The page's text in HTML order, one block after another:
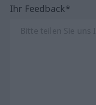
Ihr Feedback*